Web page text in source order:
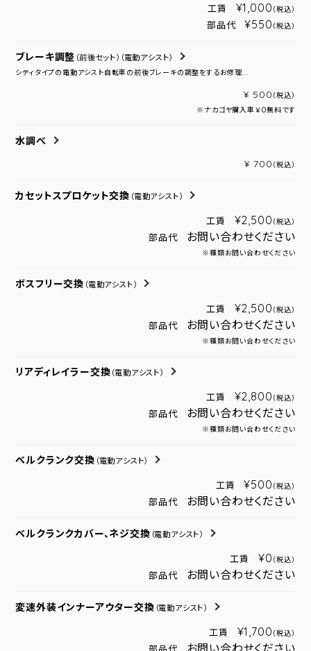
工賃 ¥1,000 （税込）
部品代 ¥550 （税込）
ブレーキ調整 （前後セット） （電動アシスト）
シティタイプの電動アシスト自転車の前後ブレーキの調整をするお修理...
¥ 500 （税込）
※ナカゴヤ購入車￥０無料です
水調べ
¥ 700 （税込）
カセットスプロケット交換 （電動アシスト）
工賃 ¥2,500 （税込）
部品代 お問い合わせください
※種類お問い合わせください
ボスフリー交換 （電動アシスト）
工賃 ¥2,500 （税込）
部品代 お問い合わせください
※種類お問い合わせください
リアディレイラー交換 （電動アシスト）
工賃 ¥2,800 （税込）
部品代 お問い合わせください
※種類お問い合わせください
ベルクランク交換 （電動アシスト）
工賃 ¥500 （税込）
部品代 お問い合わせください
ベルクランクカバー、ネジ交換 （電動アシスト）
工賃 ¥0 （税込）
部品代 お問い合わせください
変速外装インナーアウター交換 （電動アシスト）
工賃 ¥1,700 （税込）
お問い合わせください